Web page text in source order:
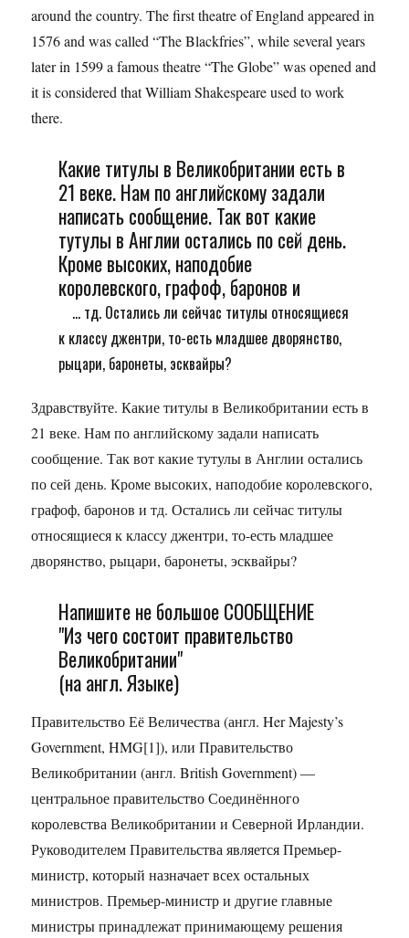
around the country. The first theatre of England appeared in
1576 and was called “The Blackfries”, while several years
later in 1599 a famous theatre “The Globe” was opened and
it is considered that William Shakespeare used to work
there.
Какие титулы в Великобритании есть в
21 веке. Нам по английскому задали
написать сообщение. Так вот какие
тутулы в Англии остались по сей день.
Кроме высоких, наподобие
королевского, графоф, баронов и
... тд. Остались ли сейчас титулы относящиеся
к классу джентри, то-есть младшее дворянство,
рыцари, баронеты, эсквайры?
Здравствуйте. Какие титулы в Великобритании есть в
21 веке. Нам по английскому задали написать
сообщение. Так вот какие тутулы в Англии остались
по сей день. Кроме высоких, наподобие королевского,
графоф, баронов и тд. Остались ли сейчас титулы
относящиеся к классу джентри, то-есть младшее
дворянство, рыцари, баронеты, эсквайры?
Напишите не большое СООБЩЕНИЕ
"Из чего состоит правительство
Великобритании"
(на англ. Языке)
Правительство Её Величества (англ. Her Majesty’s
Government, HMG[1]), или Правительство
Великобритании (англ. British Government) —
центральное правительство Соединённого
королевства Великобритании и Северной Ирландии.
Руководителем Правительства является Премьер-
министр, который назначает всех остальных
министров. Премьер-министр и другие главные
министры принадлежат принимающему решения